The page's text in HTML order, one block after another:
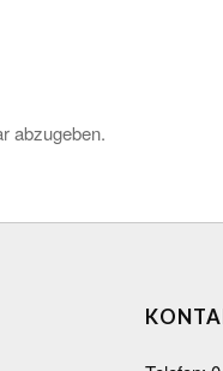
abzugeben.